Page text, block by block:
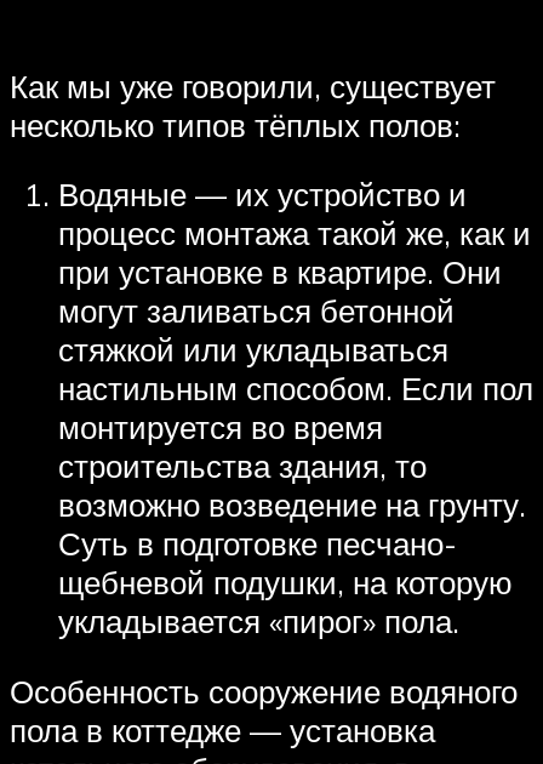
Как мы уже говорили, существует
несколько типов тёплых полов:
Водяные — их устройство и
процесс монтажа такой же, как и
при установке в квартире. Они
могут заливаться бетонной
стяжкой или укладываться
настильным способом. Если пол
монтируется во время
строительства здания, то
возможно возведение на грунту.
Суть в подготовке песчано-
щебневой подушки, на которую
укладывается «пирог» пола.
Особенность сооружение водяного
пола в коттедже — установка